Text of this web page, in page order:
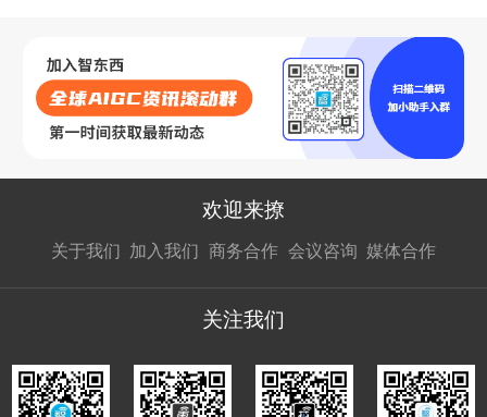
欢迎来撩
关于我们 加入我们
接扔简历
商务合作
接开聊
会议咨询 媒体合作
接开聊
关注我们